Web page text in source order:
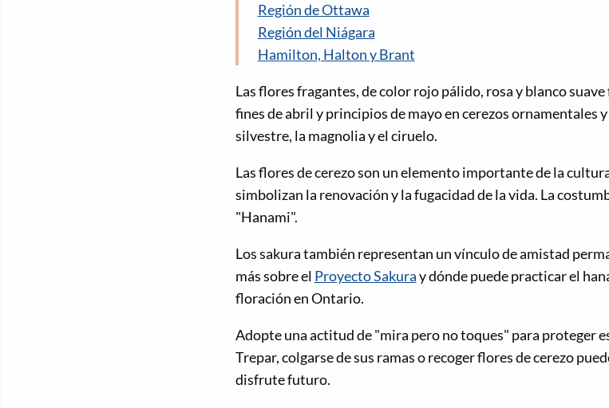
Región de Ottawa
Región del Niágara
Hamilton, Halton y Brant
Las flores fragantes, de color rojo pálido, rosa y blanco
fines de abril y principios de mayo en cerezos ornamentales
silvestre, la magnolia y el ciruelo.
Las flores de cerezo son un elemento importante de la
simbolizan la renovación y la fugacidad de la vida. La
"Hanami".
Los sakura también representan un vínculo de amistad
más sobre el Proyecto Sakuray dónde puede practicar el
floración en Ontario.
Adopte una actitud de "mira pero no toques" para proteger
Trepar, colgarse de sus ramas o recoger flores de cerezo
disfrute futuro.